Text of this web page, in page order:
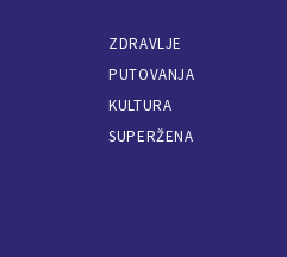
ZDRAVLJE
PUTOVANJA
KULTURA
SUPERŽENA